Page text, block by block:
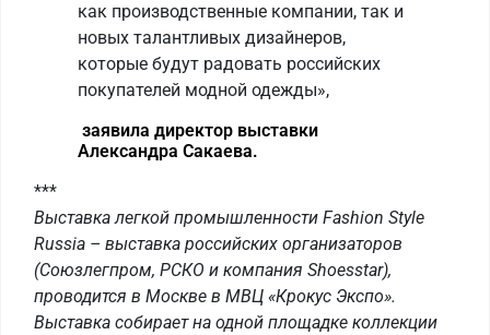
как производственные компании, так и
новых талантливых дизайнеров,
которые будут радовать российских
покупателей модной одежды»,
заявила директор выставки
Александра Сакаева.
***
Выставка легкой промышленности Fashion Style
Russia – выставка российских организаторов
(Союзлегпром, РСКО и компания Shoesstar),
проводится в Москве в МВЦ «Крокус Экспо».
Выставка собирает на одной площадке коллекции